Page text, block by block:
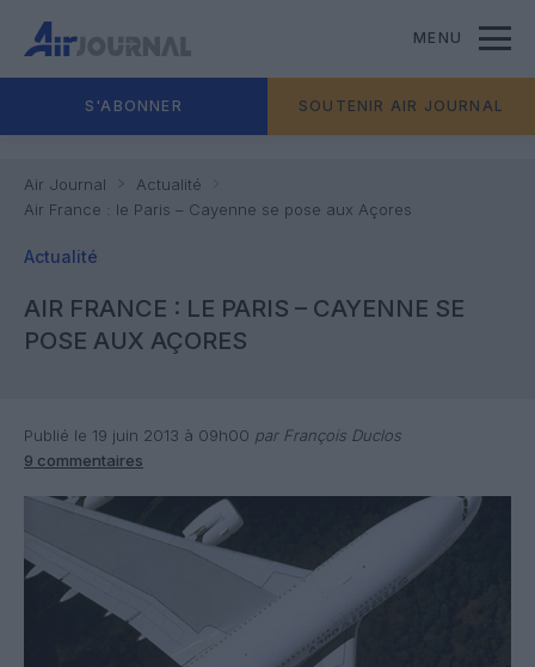
MENU
S'ABONNER SOUTENIR AIR JOURNAL
Air Journal
Actualité
Air France : le Paris – Cayenne se pose aux Açores
Actualité
AIR FRANCE : LE PARIS – CAYENNE SE
POSE AUX AÇORES
Publié le 19 juin 2013 à 09h00 par François Duclos
9 commentaires